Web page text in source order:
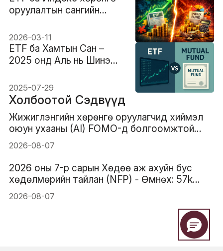
оруулалтын сангийн
2026-03-11
ETF ба Хамтын Сан –
2025 онд Аль нь Шинэ
Илүү Сайн вэ?
2025-07-29
Холбоотой Сэдвүүд
Жижиглэнгийн хөрөнгө оруулагчид хиймэл
оюун ухааны (AI) FOMO-д болгоомжтой
хандах шаардлагатай
2026-08-07
2026 оны 7-р сарын Хөдөө аж ахуйн бус
хөдөлмөрийн тайлан (NFP) - Өмнөх: 57k
Таамаглал: 83k
2026-08-07